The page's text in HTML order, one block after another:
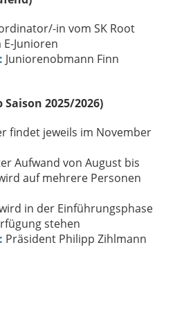
in vom SK Root
Junioren
Juniorenobmann Finn
2025/2026)
findet jeweils im November
Aufwand von August bis
auf mehrere Personen
in der Einführungsphase
stehen
Präsident Philipp Zihlmann